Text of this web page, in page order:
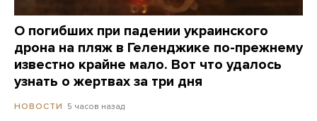
О погибших при падении украинского
дрона на пляж в Геленджике по-прежнему
известно крайне мало. Вот что удалось
узнать о жертвах за три дня
НОВОСТИ 5 часов назад